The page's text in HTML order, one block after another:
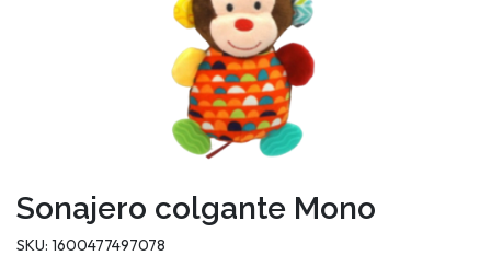
Sonajero colgante Mono
SKU: 1600477497078